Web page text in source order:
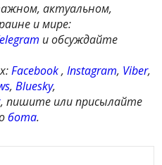
актуальном,
и мире:
и обсуждайте
Facebook,Instagram, Viber,
,Bluesky,
, пишите или присылайте
бота.